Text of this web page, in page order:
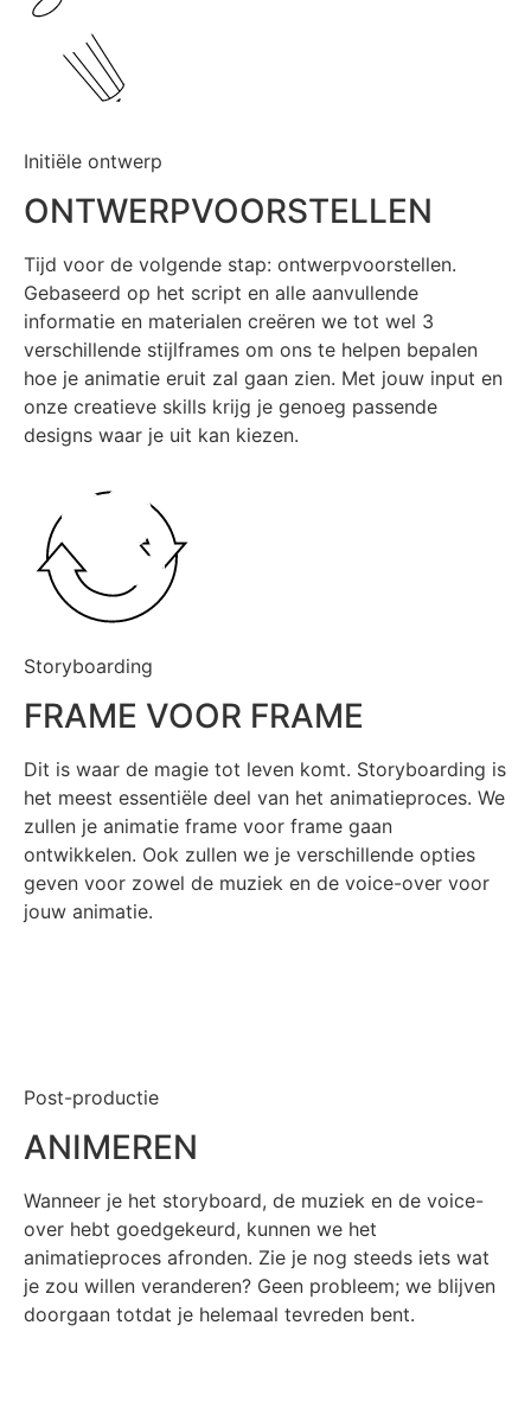
Initiële ontwerp
ONTWERPVOORSTELLEN
Tijd voor de volgende stap: ontwerpvoorstellen.
Gebaseerd op het script en alle aanvullende
informatie en materialen creëren we tot wel 3
verschillende stijlframes om ons te helpen bepalen
hoe je animatie eruit zal gaan zien. Met jouw input en
onze creatieve skills krijg je genoeg passende
designs waar je uit kan kiezen.
Storyboarding
FRAME VOOR FRAME
Dit is waar de magie tot leven komt. Storyboarding is
het meest essentiële deel van het animatieproces. We
zullen je animatie frame voor frame gaan
ontwikkelen. Ook zullen we je verschillende opties
geven voor zowel de muziek en de voice-over voor
jouw animatie.
Post-productie
ANIMEREN
Wanneer je het storyboard, de muziek en de voice-
over hebt goedgekeurd, kunnen we het
animatieproces afronden. Zie je nog steeds iets wat
je zou willen veranderen? Geen probleem; we blijven
doorgaan totdat je helemaal tevreden bent.